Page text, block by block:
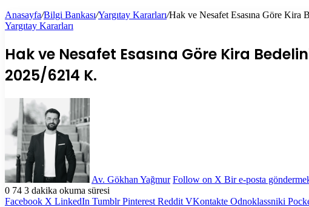
Anasayfa/Bilgi Bankası/Yargıtay Kararları/Hak ve Nesafet Esasına Göre Kira
Yargıtay Kararları
Hak ve Nesafet Esasına Göre Kira
2025/6214 K.
Av. Gökhan Yağmur Follow on X Bir e-posta
0 74 3 dakika okuma süresi
Facebook X LinkedIn Tumblr Pinterest Reddit VKontakte Odnoklassniki